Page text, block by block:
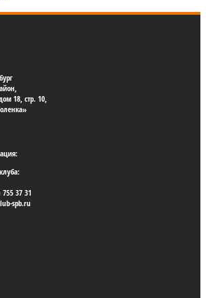
18, стр. 10,
37 31
spb.ru